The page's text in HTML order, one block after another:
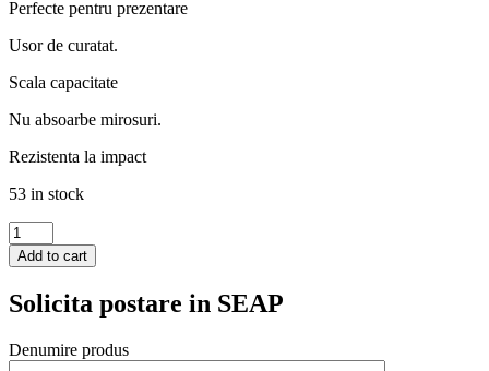
Perfecte pentru prezentare
Usor de curatat.
Scala capacitate
Nu absoarbe mirosuri.
Rezistenta la impact
53 in stock
Tava
Gastronorm
GN
65
9
Add to cart
Solicita postare in SEAP
Denumire produs